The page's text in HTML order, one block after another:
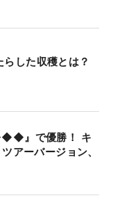
うだ。では、な
も要因があると
、今はコロナ
人。放映を観て
たが、「マイク
りきりになるス
。
した収穫とは？
』で優勝！ キ
アーバージョン、